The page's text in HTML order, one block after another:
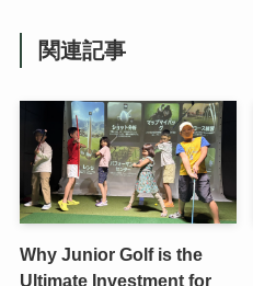
関連記事
Why Junior Golf is the
Ultimate Investment for